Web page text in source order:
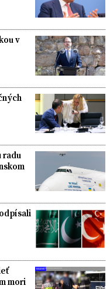
v
radu
mori